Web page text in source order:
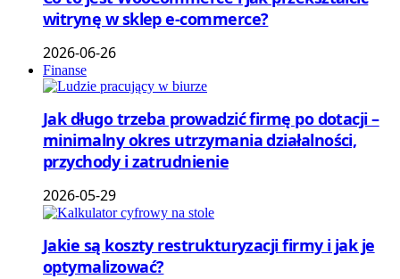
witrynę w sklep e-commerce?
2026-06-26
Finanse
Jak długo trzeba prowadzić firmę po dotacji –
minimalny okres utrzymania działalności,
przychody i zatrudnienie
2026-05-29
Jakie są koszty restrukturyzacji firmy i jak je
optymalizować?